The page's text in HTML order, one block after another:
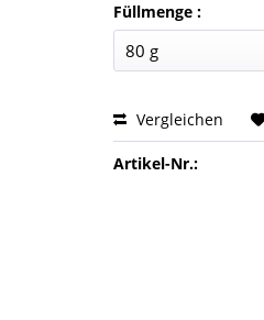
Füllmenge :
Vergleichen
Artikel-Nr.: